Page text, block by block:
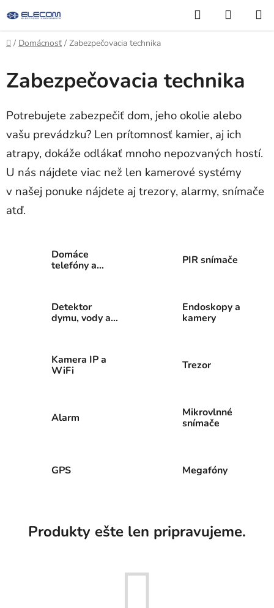
na
obsah
Hľadať
KOŠÍK
Domov
/ Domácnosť / Zabezpečovacia technika
Zabezpečovacia technika
Potrebujete zabezpečiť dom, jeho okolie alebo
vašu prevádzku? Len prítomnosť kamier, aj ich
atrapy, dokáže odlákať mnoho nepozvaných hostí.
U nás nájdete viac než len kamerové systémy
v našej ponuke nájdete aj trezory, alarmy, snímače
atď.
Domáce
telefóny a
PIR snímače
Detektor
dymu, vody a
Endoskopy a
kamery
Kamera IP a
WiFi
Trezor
Alarm
Mikrovlnné
snímače
GPS Megafóny
Produkty ešte len pripravujeme.